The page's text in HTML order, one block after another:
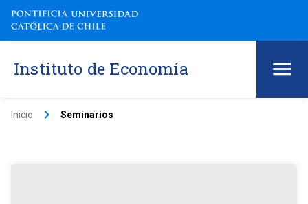
Instituto de Economía
Inicio keyboard_arrow_right Seminarios